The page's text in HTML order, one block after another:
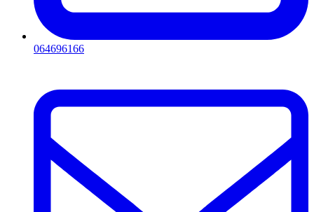
064696166